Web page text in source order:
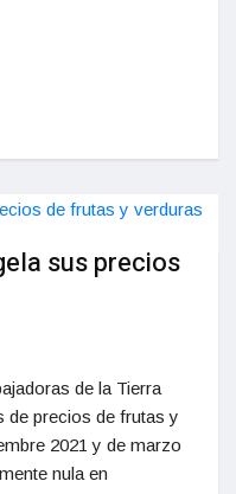
sus precios
de la Tierra
de precios de frutas y
2021 y de marzo
nula en